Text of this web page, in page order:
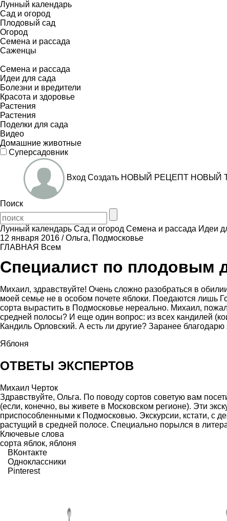
Лунный календарь
Сад и огород
Плодовый сад
Огород
Семена и рассада
Саженцы
Семена и рассада
Идеи для сада
Болезни и вредители
Красота и здоровье
Растения
Растения
Поделки для сада
Видео
Домашние животные
Суперсадовник
Вход Создать НОВЫЙ РЕЦЕПТ НОВЫЙ
Поиск
Лунный календарь Сад и огород Семена и рассада Идеи
12 января 2016 /Ольга, Подмосковье
ГЛАВНАЯ Всем
Специалист по плодовым
Михаил, здравствуйте! Очень сложно разобраться в
моей семье не в особом почете яблоки. Поедаются лишь
сорта вырастить в Подмосковье нереально. Михаил,
средней полосы? И еще один вопрос: из всех кандилей
Кандиль Орловский. А есть ли другие? Заранее благодарю
Яблоня
ОТВЕТЫ ЭКСПЕРТОВ
Михаил Черток
Здравствуйте, Ольга. По поводу сортов советую вам
(если, конечно, вы живете в Московском регионе). Эти
приспособленными к Подмосковью. Экскурсии, кстати, с
растущий в средней полосе. Специально порылся в
Ключевые слова
сорта яблок, яблоня
ВКонтакте
Одноклассники
Pinterest